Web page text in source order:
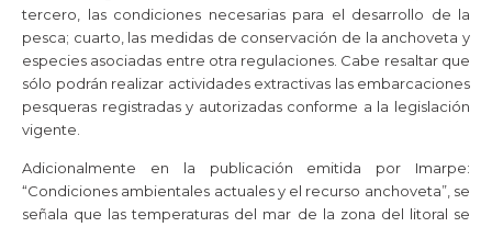
tercero, las condiciones necesarias para el desarrollo de la
pesca; cuarto, las medidas de conservación de la anchoveta y
especies asociadas entre otra regulaciones. Cabe resaltar que
sólo podrán realizar actividades extractivas las embarcaciones
pesqueras registradas y autorizadas conforme a la legislación
vigente.
Adicionalmente en la publicación emitida por Imarpe:
“Condiciones ambientales actuales y el recurso anchoveta”, se
señala que las temperaturas del mar de la zona del litoral se